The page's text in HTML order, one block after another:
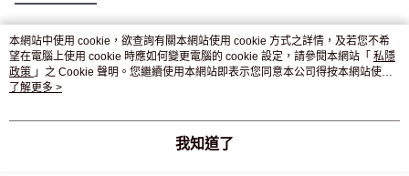
熱門標籤
熱銷排行
本網站中使用 cookie，欲查詢有關本網站使用 cookie 方式之詳情，及若您不希
望在電腦上使用 cookie 時應如何變更電腦的 cookie 設定，請參閱本網站「 私隱
政策 」之 Cookie 聲明。您繼續使用本網站即表示您同意本公司得按本網站使用
條款之 Cookie 聲明使用 cookie。
了解更多 >
我知道了